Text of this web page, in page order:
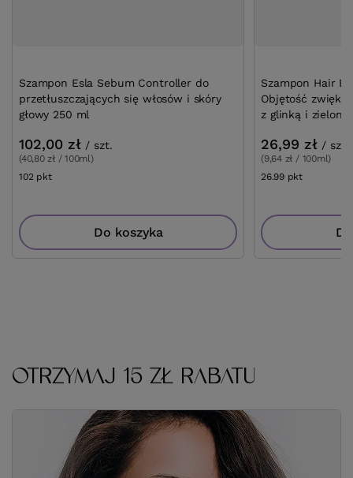
Szampon Esla Sebum Controller do
przetłuszczających się włosów i skóry
głowy 250 ml
102,00 zł / szt.
(40,80 zł / 100ml)
102 pktpunktów
Do koszyka
Szampon Hair
Objętość
z glinką i
26,99 zł / szt.
(9,64 zł / 100ml)
26.99 pktpunktów
OTRZYMAJ 15 ZŁ RABATU